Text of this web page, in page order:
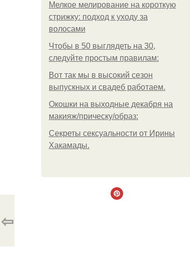
Мелкое мелирование на короткую
стрижку: подход к уходу за
волосами
Чтобы в 50 выглядеть на 30,
следуйте простым правилам:
Вот так мы в высокий сезон
выпускных и свадеб работаем.
Окошки на выходные декабря на
макияж/прическу/образ:
Секреты сексуальности от Ирины
Хакамады.
⇦